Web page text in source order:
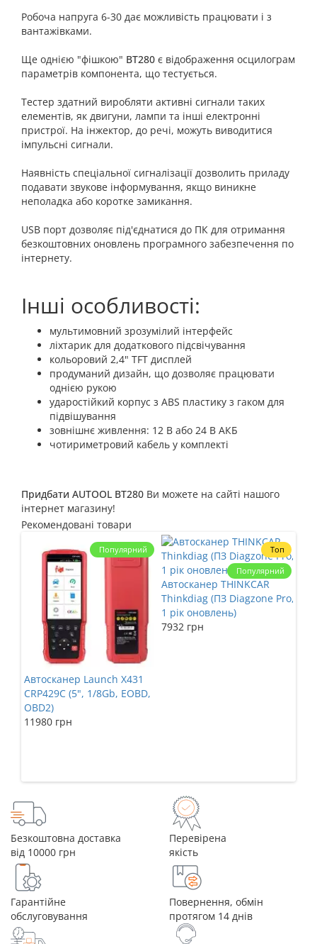
Робоча напруга 6-30 дає можливість працювати і з
вантажівками.
Ще однією "фішкою" BT280 є відображення осцилограм
параметрів компонента, що тестується.
Тестер здатний виробляти активні сигнали таких
елементів, як двигуни, лампи та інші електронні
пристрої. На інжектор, до речі, можуть виводитися
імпульсні сигнали.
Наявність спеціальної сигналізації дозволить приладу
подавати звукове інформування, якщо виникне
неполадка або коротке замикання.
USB порт дозволяє під'єднатися до ПК для отримання
безкоштовних оновлень програмного забезпечення по
інтернету.
Інші особливості:
мультимовний зрозумілий інтерфейс
ліхтарик для додаткового підсвічування
кольоровий 2,4" TFT дисплей
продуманий дизайн, що дозволяє працювати
однією рукою
ударостійкий корпус з ABS пластику з гаком для
підвішування
зовнішнє живлення: 12 В або 24 В АКБ
чотириметровий кабель у комплекті
Придбати AUTOOL BT280 Ви можете на сайті нашого
інтернет магазину!
Рекомендовані товари
Популярний
Автосканер Launch X431
CRP429C (5", 1/8Gb, EOBD,
OBD2)
11980 грн
Топ
Популярний
Автосканер THINKCAR
Thinkdiag (ПЗ Diagzone Pro,
1 рік оновлень)
7932 грн
Безкоштовна доставка
від 10000 грн
Перевірена
якість
Гарантійне
обслуговування
Повернення, обмін
протягом 14 днів